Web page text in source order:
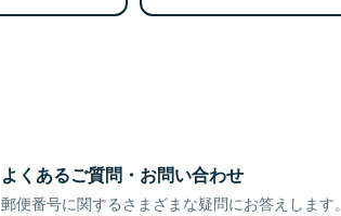
よくあるご質問・お問い合わせ
郵便番号に関するさまざまな疑問にお答えします。